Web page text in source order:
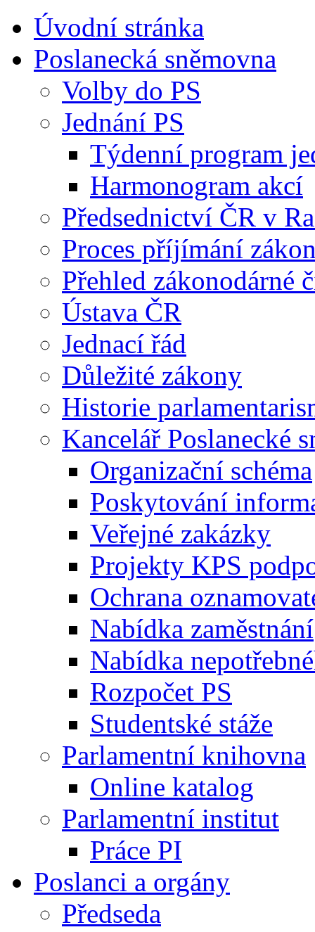
Úvodní stránka
Poslanecká sněmovna
Volby do PS
Jednání PS
Týdenní program
Harmonogram akcí
Předsednictví ČR v
Proces příjímání
Přehled zákonodárné
Ústava ČR
Jednací řád
Důležité zákony
Historie
Kancelář Poslanecké
Organizační schéma
Poskytování
Veřejné zakázky
Projekty KPS
Ochrana
Nabídka zaměstnání
Nabídka
Rozpočet PS
Studentské stáže
Parlamentní knihovna
Online katalog
Parlamentní institut
Práce PI
Poslanci a orgány
Předseda